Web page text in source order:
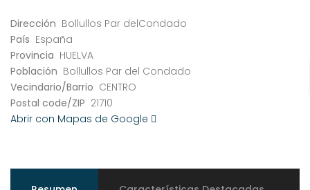
Dirección Bollullos Par delCondado
País España
Provincia HUELVA
Población Bollullos Par del Condado
Vecindario/Barrio CENTRO
Postal code/ZIP 21710
Abrir con Mapas de Google